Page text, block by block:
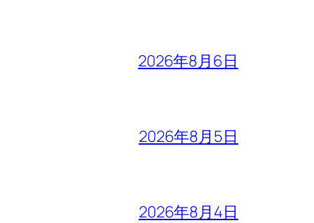
2026年8月6日
2026年8月5日
2026年8月4日